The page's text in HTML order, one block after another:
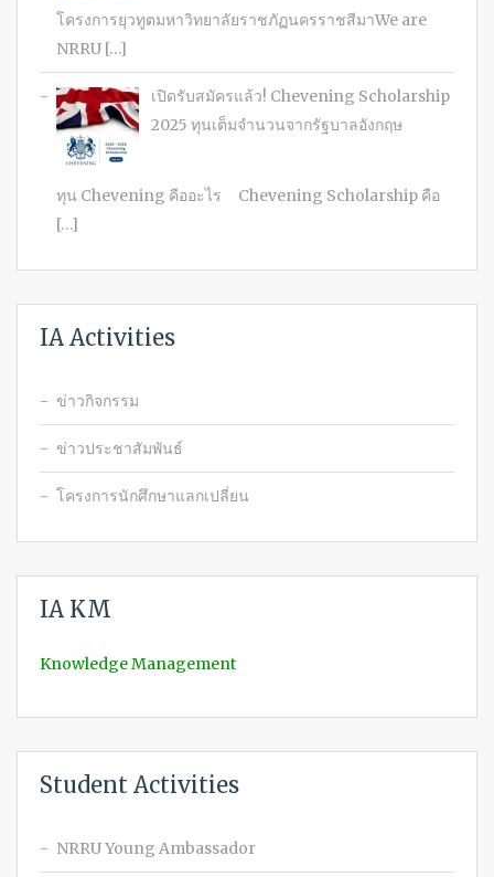
โครงการยุวทูตมหาวิทยาลัยราชภัฏนครราชสีมาWe are
NRRU […]
เปิดรับสมัครแล้ว! Chevening Scholarship
2025 ทุนเต็มจำนวนจากรัฐบาลอังกฤษ
ทุน Chevening คืออะไร Chevening Scholarship คือ
[…]
IA Activities
ข่าวกิจกรรม
ข่าวประชาสัมพันธ์
โครงการนักศึกษาแลกเปลี่ยน
IA KM
Knowledge Management
Student Activities
NRRU Young Ambassador